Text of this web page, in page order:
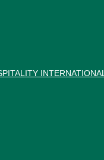
INTERNATIONAL